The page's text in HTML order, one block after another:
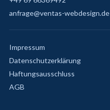
anfrage@ventas-webdesign.de
Impressum
Datenschutzerklärung
Haftungsausschluss
AGB